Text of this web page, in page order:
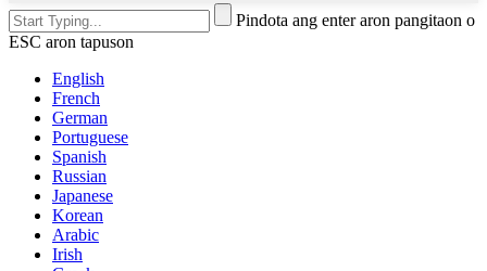
Pindota ang enter aron pangitaon o
ESC aron tapuson
English
French
German
Portuguese
Spanish
Russian
Japanese
Korean
Arabic
Irish